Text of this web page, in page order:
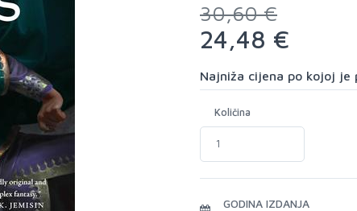
30,60 €
24,48 €
Najniža cijena po kojoj
Količina
GODINA IZDANJA